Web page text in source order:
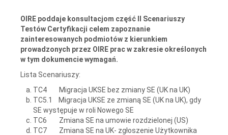
OIRE poddaje konsultacjom część II Scenariuszy
Testów Certyfikacji celem zapoznanie
zainteresowanych podmiotów z kierunkiem
prowadzonych przez OIRE prac w zakresie określonych
w tym dokumencie wymagań.
Lista Scenariuszy:
TC4 Migracja UKSE bez zmiany SE (UK na UK)
TC5.1 Migracja UKSE ze zmianą SE (UK na UK), gdy
SE występuje w roli Nowego SE
TC6 Zmiana SE na umowie rozdzielonej (US)
TC7 Zmiana SE na UK- zgłoszenie Użytkownika